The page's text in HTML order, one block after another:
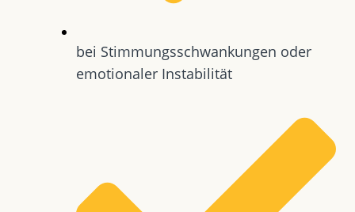
bei Stimmungsschwankungen oder
emotionaler Instabilität